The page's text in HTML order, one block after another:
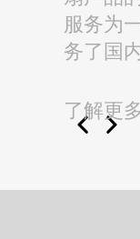
服务为
务了国
了解更